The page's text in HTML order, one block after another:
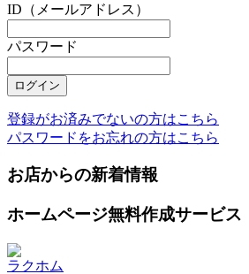
ID（メールアドレス）
パスワード
登録がお済みでないの方はこちら
パスワードをお忘れの方はこちら
お店からの新着情報
ホームページ無料作成サービス
ラクホム